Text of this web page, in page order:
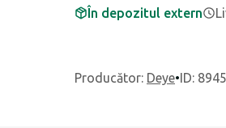
În depozitul extern
Producător: Deye•ID: